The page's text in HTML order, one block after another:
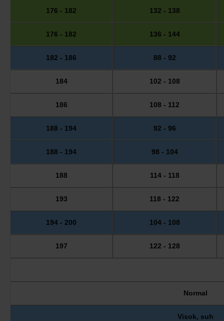
176 - 182 132 - 138
176 - 182 136 - 144
182 - 186 88 - 92
184 102 - 108
186 108 - 112
188 - 194 92 - 96
188 - 194 98 - 104
188 114 - 118
193 118 - 122
194 - 200 104 - 108
197 122 - 128
Normal
Visok, suh